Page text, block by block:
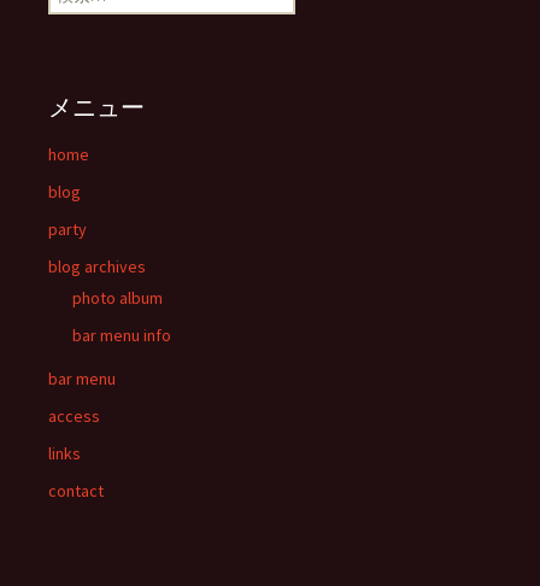
メニュー
home
blog
party
blog archives
photo album
bar menu info
bar menu
access
links
contact